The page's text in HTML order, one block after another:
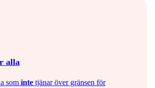
alla
som inte tjänar över gränsen för